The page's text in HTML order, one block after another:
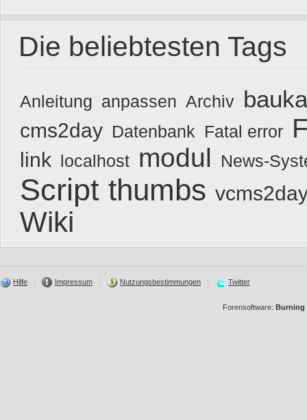
Die beliebtesten Tags
Anleitung anpassen Archiv
cms2day Datenbank Fatal error
link localhost modul News-
Script thumbs
Wiki
Hilfe Impressum Nutzungsbestimmungen Twitter
Forensoftware: Burning